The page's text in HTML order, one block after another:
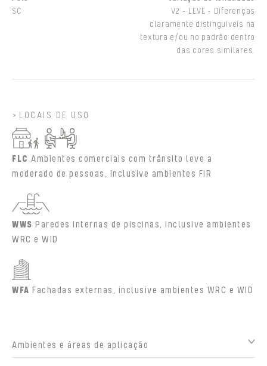
SC
V2 - LEVE - Diferenças
claramente distinguíveis na
textura e/ou no padrão dentro
das cores similares.
LOCAIS DE USO
FLC Ambientes comerciais com trânsito leve a
moderado de pessoas, inclusive ambientes FIR
WWS Paredes internas de piscinas, inclusive ambientes
WRC e WID
WFA Fachadas externas, inclusive ambientes WRC e WID
Ambientes e áreas de aplicação